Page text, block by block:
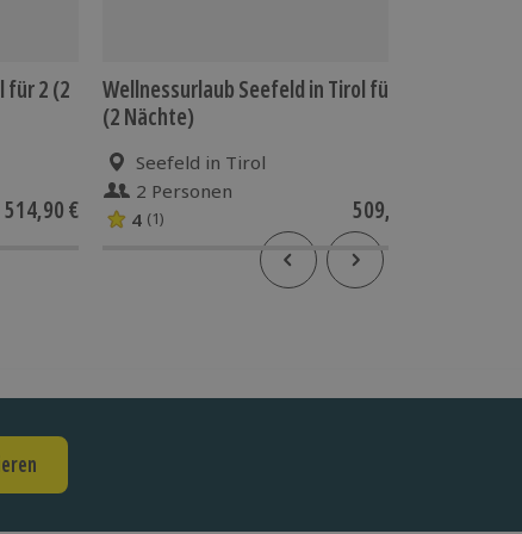
für 2 (2
514,90 €
Wellnessurlaub Seefeld in Tirol für 2
(2 Nächte)
Seefeld in Tirol
2 Personen
4 (1) 509,90 €